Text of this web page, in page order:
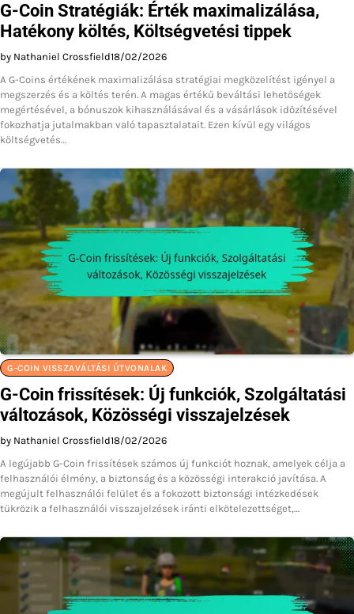
G-Coin Stratégiák: Érték maximalizálása,
Hatékony költés, Költségvetési tippek
by Nathaniel Crossfield18/02/2026
A G-Coins értékének maximalizálása stratégiai megközelítést igényel a
megszerzés és a költés terén. A magas értékű beváltási lehetőségek
megértésével, a bónuszok kihasználásával és a vásárlások időzítésével
fokozhatja jutalmakban való tapasztalatait. Ezen kívül egy világos
költségvetés…
G-COIN VISSZAVÁLTÁSI ÚTVONALAK
G-Coin frissítések: Új funkciók, Szolgáltatási
változások, Közösségi visszajelzések
by Nathaniel Crossfield18/02/2026
A legújabb G-Coin frissítések számos új funkciót hoznak, amelyek célja a
felhasználói élmény, a biztonság és a közösségi interakció javítása. A
megújult felhasználói felület és a fokozott biztonsági intézkedések
tükrözik a felhasználói visszajelzések iránti elkötelezettséget,…